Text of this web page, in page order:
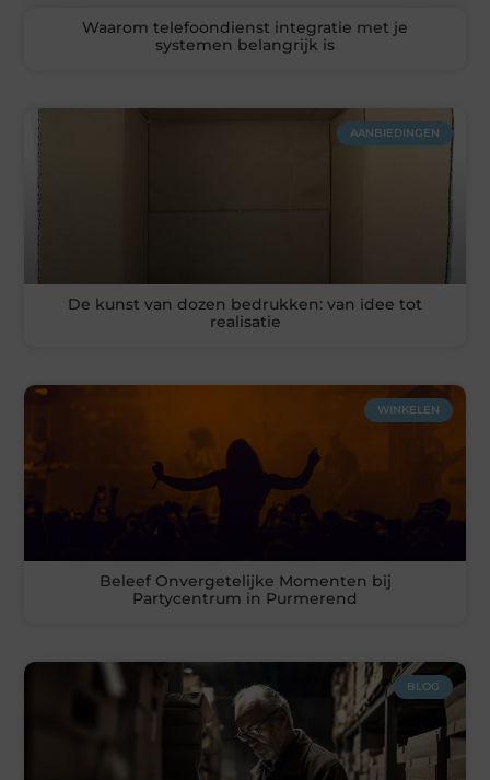
Waarom telefoondienst integratie met je
systemen belangrijk is
AANBIEDINGEN
De kunst van dozen bedrukken: van idee tot
realisatie
WINKELEN
Beleef Onvergetelijke Momenten bij
Partycentrum in Purmerend
BLOG